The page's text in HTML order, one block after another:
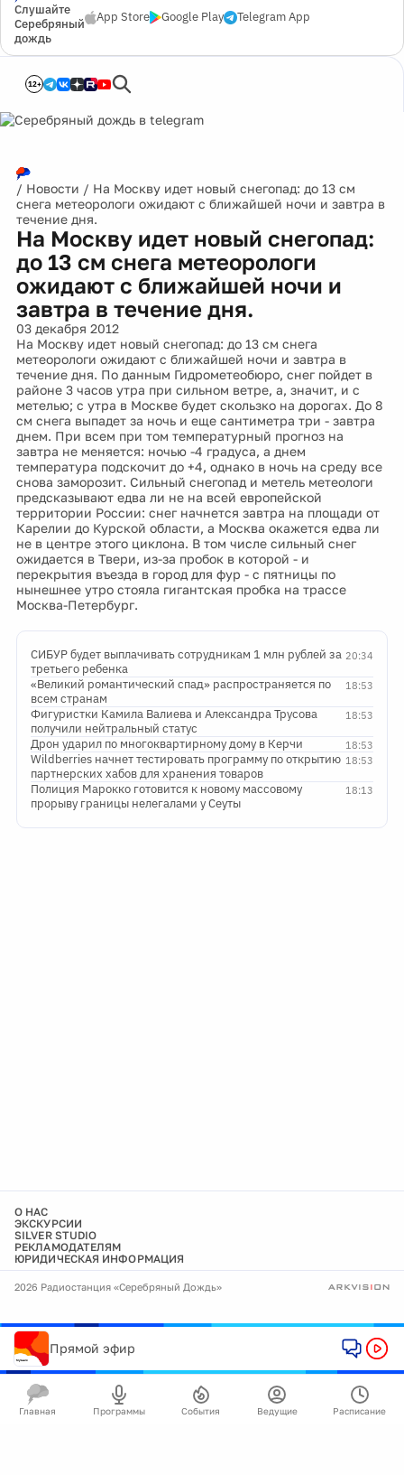
Слушайте
Серебряный
дождь
App Store Google Play Telegram App
12+
/ Новости / На Москву идет новый снегопад: до 13 см
снега метеорологи ожидают с ближайшей ночи и завтра в
течение дня.
На Москву идет новый снегопад:
до 13 см снега метеорологи
ожидают с ближайшей ночи и
завтра в течение дня.
03 декабря 2012
На Москву идет новый снегопад: до 13 см снега
метеорологи ожидают с ближайшей ночи и завтра в
течение дня. По данным Гидрометеобюро, снег пойдет в
районе 3 часов утра при сильном ветре, а, значит, и с
метелью; с утра в Москве будет скользко на дорогах. До 8
см снега выпадет за ночь и еще сантиметра три - завтра
днем. При всем при том температурный прогноз на
завтра не меняется: ночью -4 градуса, а днем
температура подскочит до +4, однако в ночь на среду все
снова заморозит. Сильный снегопад и метель метеологи
предсказывают едва ли не на всей европейской
территории России: снег начнется завтра на площади от
Карелии до Курской области, а Москва окажется едва ли
не в центре этого циклона. В том числе сильный снег
ожидается в Твери, из-за пробок в которой - и
перекрытия въезда в город для фур - с пятницы по
нынешнее утро стояла гигантская пробка на трассе
Москва-Петербург.
20:34
СИБУР будет выплачивать сотрудникам 1 млн рублей за
третьего ребенка
18:53
«Великий романтический спад» распространяется по
всем странам
18:53
Фигуристки Камила Валиева и Александра Трусова
получили нейтральный статус
18:53
Дрон ударил по многоквартирному дому в Керчи
18:53
Wildberries начнет тестировать программу по открытию
партнерских хабов для хранения товаров
18:13
Полиция Марокко готовится к новому массовому
прорыву границы нелегалами у Сеуты
О НАС
ЭКСКУРСИИ
SILVER STUDIO
РЕКЛАМОДАТЕЛЯМ
ЮРИДИЧЕСКАЯ ИНФОРМАЦИЯ
2026 Радиостанция «Серебряный Дождь»
Прямой эфир
Главная Программы События Ведущие Расписание